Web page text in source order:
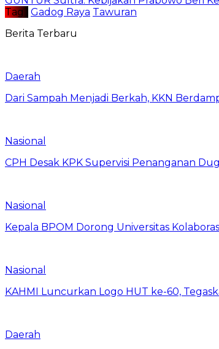
Tag :
Gadog Raya Tawuran
Berita Terbaru
Daerah
Dari Sampah Menjadi Berkah, KKN
Nasional
CPH Desak KPK Supervisi Penanganan
Nasional
Kepala BPOM Dorong Universitas
Nasional
KAHMI Luncurkan Logo HUT ke-60,
Daerah